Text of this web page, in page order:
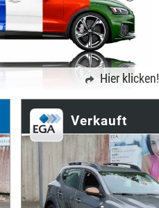
Hier klicken!
Verkauft